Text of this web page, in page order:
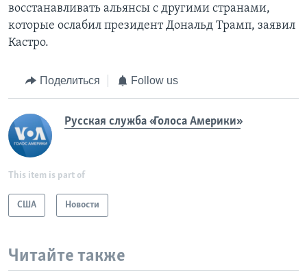
восстанавливать альянсы с другими странами,
которые ослабил президент Дональд Трамп, заявил
Кастро.
Поделиться Follow us
Русская служба «Голоса Америки»
This item is part of
США Новости
Читайте также